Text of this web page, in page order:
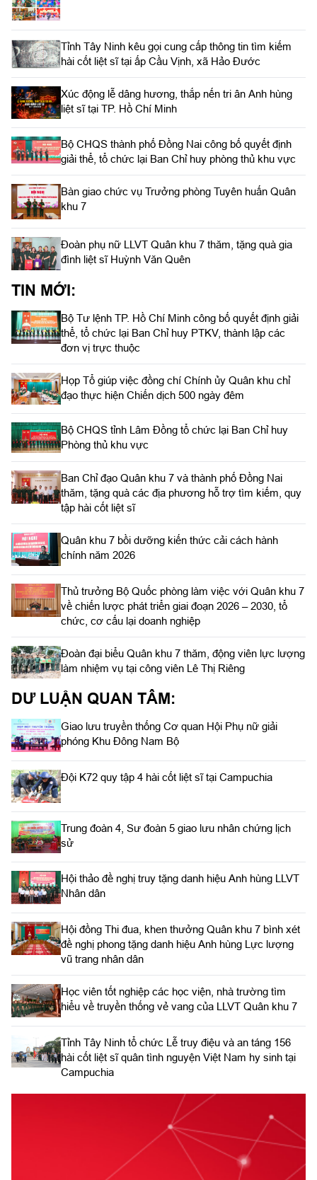
Tỉnh Tây Ninh kêu gọi cung cấp thông tin tìm kiếm
hài cốt liệt sĩ tại ấp Cầu Vịnh, xã Hảo Đước
Xúc động lễ dâng hương, thắp nến tri ân Anh hùng
liệt sĩ tại TP. Hồ Chí Minh
Bộ CHQS thành phố Đồng Nai công bố quyết định
giải thể, tổ chức lại Ban Chỉ huy phòng thủ khu vực
Bàn giao chức vụ Trưởng phòng Tuyên huấn Quân
khu 7
Đoàn phụ nữ LLVT Quân khu 7 thăm, tặng quà gia
đình liệt sĩ Huỳnh Văn Quên
TIN MỚI:
Bộ Tư lệnh TP. Hồ Chí Minh công bố quyết định giải
thể, tổ chức lại Ban Chỉ huy PTKV, thành lập các
đơn vị trực thuộc
Họp Tổ giúp việc đồng chí Chính ủy Quân khu chỉ
đạo thực hiện Chiến dịch 500 ngày đêm
Bộ CHQS tỉnh Lâm Đồng tổ chức lại Ban Chỉ huy
Phòng thủ khu vực
Ban Chỉ đạo Quân khu 7 và thành phố Đồng Nai
thăm, tặng quà các địa phương hỗ trợ tìm kiếm, quy
tập hài cốt liệt sĩ
Quân khu 7 bồi dưỡng kiến thức cải cách hành
chính năm 2026
Thủ trưởng Bộ Quốc phòng làm việc với Quân khu 7
về chiến lược phát triển giai đoạn 2026 – 2030, tổ
chức, cơ cấu lại doanh nghiệp
Đoàn đại biểu Quân khu 7 thăm, động viên lực lượng
làm nhiệm vụ tại công viên Lê Thị Riêng
DƯ LUẬN QUAN TÂM:
Giao lưu truyền thống Cơ quan Hội Phụ nữ giải
phóng Khu Đông Nam Bộ
Đội K72 quy tập 4 hài cốt liệt sĩ tại Campuchia
Trung đoàn 4, Sư đoàn 5 giao lưu nhân chứng lịch
sử
Hội thảo đề nghị truy tặng danh hiệu Anh hùng LLVT
Nhân dân
Hội đồng Thi đua, khen thưởng Quân khu 7 bình xét
đề nghị phong tặng danh hiệu Anh hùng Lực lượng
vũ trang nhân dân
Học viên tốt nghiệp các học viện, nhà trường tìm
hiểu về truyền thống vẻ vang của LLVT Quân khu 7
​Tỉnh Tây Ninh tổ chức Lễ truy điệu và an táng 156
hài cốt liệt sĩ quân tình nguyện Việt Nam hy sinh tại
Campuchia